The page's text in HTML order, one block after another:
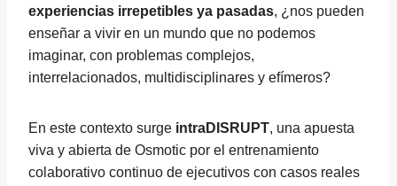
experiencias irrepetibles ya pasadas, ¿nos pueden
enseñar a vivir en un mundo que no podemos
imaginar, con problemas complejos,
interrelacionados, multidisciplinares y efímeros?
En este contexto surge intraDISRUPT, una apuesta
viva y abierta de Osmotic por el entrenamiento
colaborativo continuo de ejecutivos con casos reales